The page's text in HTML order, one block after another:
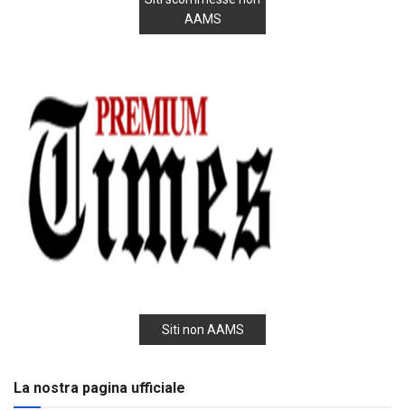
AAMS
Siti non AAMS
La nostra pagina ufficiale